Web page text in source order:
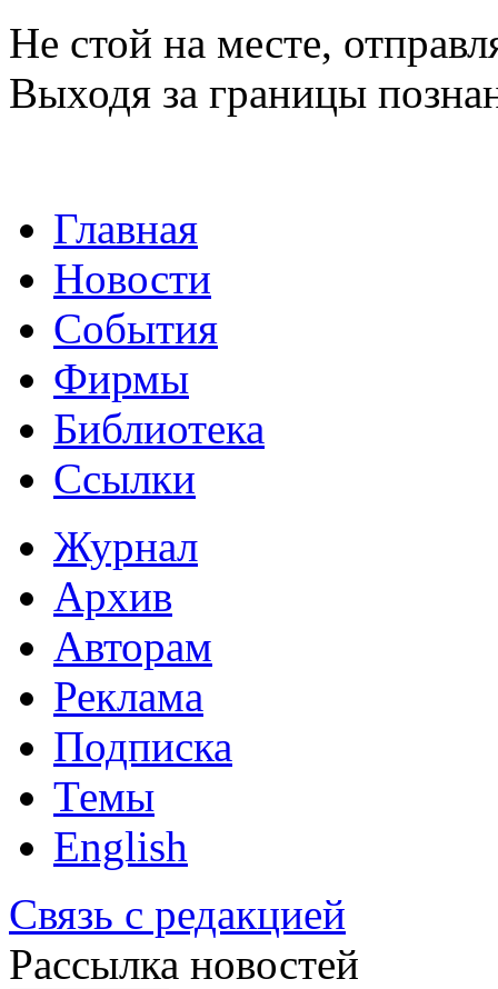
Не стой на месте,
Выходя за границы
Главная
Новости
События
Фирмы
Библиотека
Ссылки
Журнал
Архив
Авторам
Реклама
Подписка
Темы
English
Связь с редакцией
Рассылка новостей